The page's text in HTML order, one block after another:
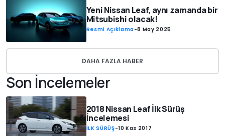
Yeni Nissan Leaf, aynı zamanda bir
Mitsubishi olacak!
Resmi Açıklama-8 May 2025
DAHA FAZLA HABER
Son İncelemeler
2018 Nissan Leaf İlk Sürüş
İncelemesi
İLK SÜRÜŞ-10 Kas 2017